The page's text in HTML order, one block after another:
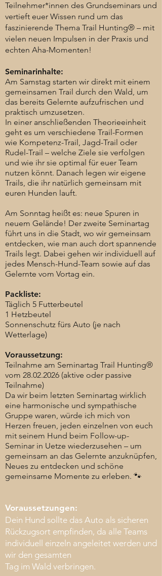
Teilnehmer*innen des Grundseminars und
vertieft euer Wissen rund um das
faszinierende Thema Trail Hunting® – mit
vielen neuen Impulsen in der Praxis und
echten Aha-Momenten!
Seminarinhalte:
Am Samstag starten wir direkt mit einem
gemeinsamen Trail durch den Wald, um
das bereits Gelernte aufzufrischen und
praktisch umzusetzen.
In einer anschließenden Theorieeinheit
geht es um verschiedene Trail-Formen
wie Kompetenz-Trail, Jagd-Trail oder
Rudel-Trail – welche Ziele sie verfolgen
und wie ihr sie optimal für euer Team
nutzen könnt. Danach legen wir eigene
Trails, die ihr natürlich gemeinsam mit
euren Hunden lauft.
Am Sonntag heißt es: neue Spuren in
neuem Gelände! Der zweite Seminartag
führt uns in die Stadt, wo wir gemeinsam
entdecken, wie man auch dort spannende
Trails legt. Dabei gehen wir individuell auf
jedes Mensch-Hund-Team sowie auf das
Gelernte vom Vortag ein.
Packliste:
Täglich 5 Futterbeutel
1 Hetzbeutel
Sonnenschutz fürs Auto (je nach
Wetterlage)
Voraussetzung:
Teilnahme am Seminartag Trail Hunting®
vom 28.02.2026 (aktive oder passive
Teilnahme)
Da wir beim letzten Seminartag wirklich
eine harmonische und sympathische
Gruppe waren, würde ich mich von
Herzen freuen, jeden einzelnen von euch
mit seinem Hund beim Follow-up-
Seminar in Uetze wiederzusehen – um
gemeinsam an das Gelernte anzuknüpfen,
Neues zu entdecken und schöne
gemeinsame Momente zu erleben. 🐾
Voraussetzungen:
Dein Hund sollte das Auto als sicheren
Rückzugsort empfinden, da alle Teams
individuell einzeln angeleitet werden und
wir den gesamten
Tag im Wald verbringen.